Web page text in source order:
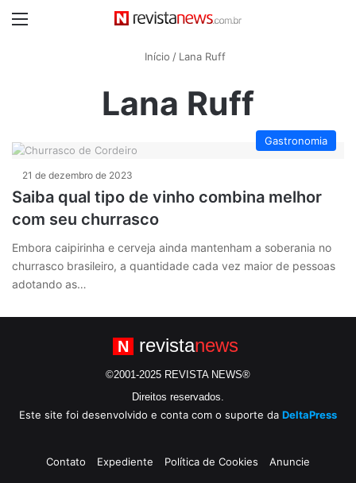
Início / Lana Ruff
Lana Ruff
Gastronomia
21 de dezembro de 2023
Saiba qual tipo de vinho combina melhor
com seu churrasco
Embora caipirinha e cerveja ainda mantenham a soberania no
churrasco brasileiro, a quantidade cada vez maior de pessoas
adotando as…
N revistanews
©2001-2025 REVISTA NEWS®
Direitos reservados.
Este site foi desenvolvido e conta com o suporte da DeltaPress
Contato Expediente Política de Cookies Anuncie